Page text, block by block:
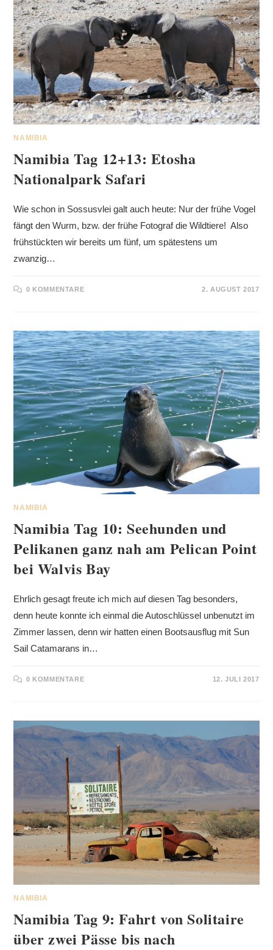
NAMIBIA
Namibia Tag 12+13: Etosha
Nationalpark Safari
Wie schon in Sossusvlei galt auch heute: Nur der frühe Vogel
fängt den Wurm, bzw. der frühe Fotograf die Wildtiere! Also
frühstückten wir bereits um fünf, um spätestens um
zwanzig…
0 KOMMENTARE 2. AUGUST 2017
NAMIBIA
Namibia Tag 10: Seehunden und
Pelikanen ganz nah am Pelican Point
bei Walvis Bay
Ehrlich gesagt freute ich mich auf diesen Tag besonders,
denn heute konnte ich einmal die Autoschlüssel unbenutzt im
Zimmer lassen, denn wir hatten einen Bootsausflug mit Sun
Sail Catamarans in…
0 KOMMENTARE 12. JULI 2017
NAMIBIA
Namibia Tag 9: Fahrt von Solitaire
über zwei Pässe bis nach